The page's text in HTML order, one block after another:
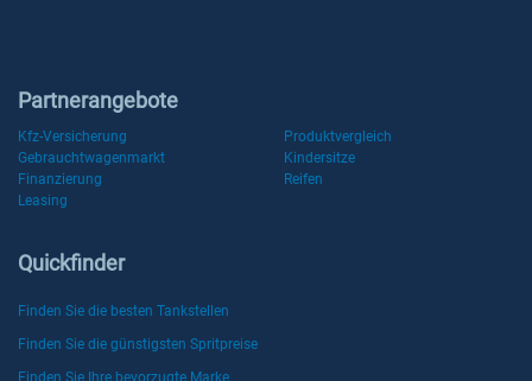
Partnerangebote
Kfz-Versicherung
Produktvergleich
Gebrauchtwagenmarkt
Kindersitze
Finanzierung
Reifen
Leasing
Quickfinder
Finden Sie die besten Tankstellen
Finden Sie die günstigsten Spritpreise
Finden Sie Ihre bevorzugte Marke